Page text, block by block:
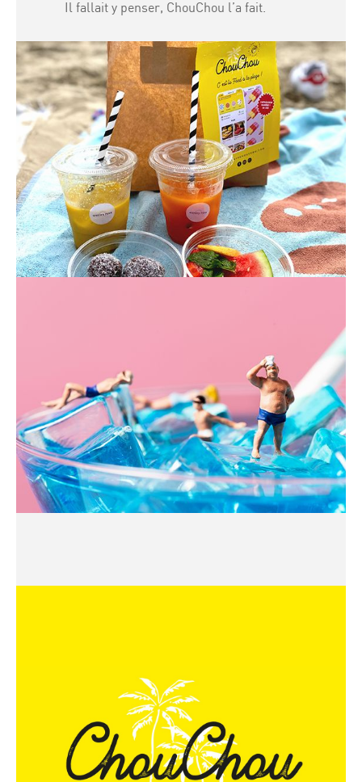
Il fallait y penser, ChouChou l’a fait.